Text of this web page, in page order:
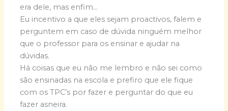
era dele, mas enfim…
Eu incentivo a que eles sejam proactivos, falem e
perguntem em caso de dúvida ninguém melhor
que o professor para os ensinar e ajudar na
dúvidas.
Há coisas que eu não me lembro e não sei como
são ensinadas na escola e prefiro que ele fique
com os TPC’s por fazer e perguntar do que eu
fazer asneira.